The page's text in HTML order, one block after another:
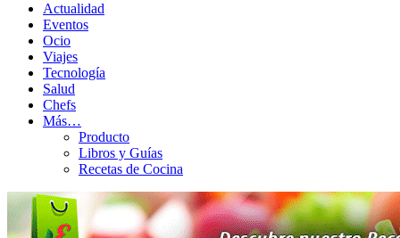
Actualidad
Eventos
Ocio
Viajes
Tecnología
Salud
Chefs
Más…
Producto
Libros y Guías
Recetas de Cocina